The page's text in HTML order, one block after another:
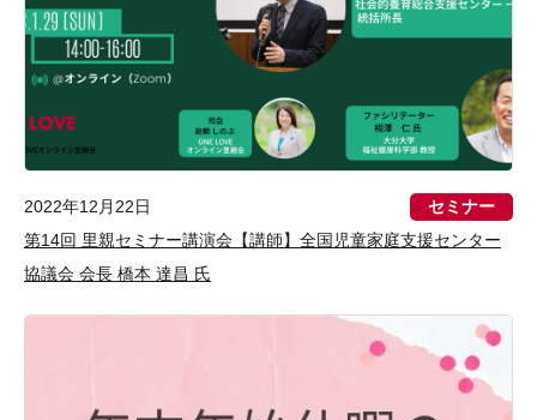
2022年12月22日
セミナー
第14回 里親セミナー講演会【講師】全国児童家庭支援センター
協議会 会長 橋本 達昌 氏